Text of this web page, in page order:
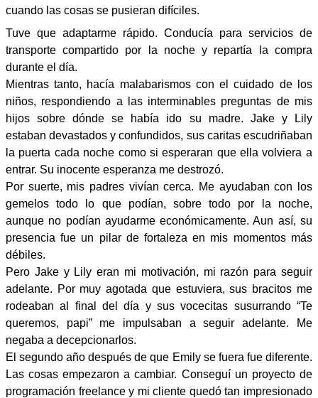
cuando las cosas se pusieran difíciles.
Tuve que adaptarme rápido. Conducía para servicios de
transporte compartido por la noche y repartía la compra
durante el día.
Mientras tanto, hacía malabarismos con el cuidado de los
niños, respondiendo a las interminables preguntas de mis
hijos sobre dónde se había ido su madre. Jake y Lily
estaban devastados y confundidos, sus caritas escudriñaban
la puerta cada noche como si esperaran que ella volviera a
entrar. Su inocente esperanza me destrozó.
Por suerte, mis padres vivían cerca. Me ayudaban con los
gemelos todo lo que podían, sobre todo por la noche,
aunque no podían ayudarme económicamente. Aun así, su
presencia fue un pilar de fortaleza en mis momentos más
débiles.
Pero Jake y Lily eran mi motivación, mi razón para seguir
adelante. Por muy agotada que estuviera, sus bracitos me
rodeaban al final del día y sus vocecitas susurrando “Te
queremos, papi” me impulsaban a seguir adelante. Me
negaba a decepcionarlos.
El segundo año después de que Emily se fuera fue diferente.
Las cosas empezaron a cambiar. Conseguí un proyecto de
programación freelance y mi cliente quedó tan impresionado